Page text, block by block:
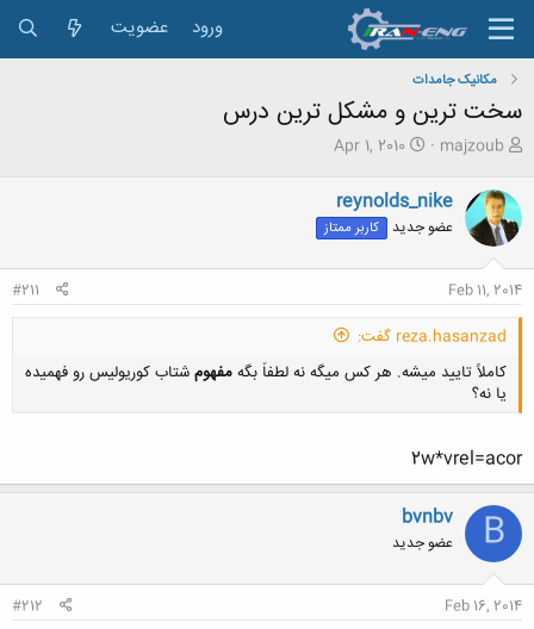
ورود عضویت
مکانیک جامدات
سخت ترین و مشکل ترین درس
ش
و
ع
ک
ن
ن
د
م
و
ض
و
majzoub
ت
ی
خ
ر
Apr 1, 2010
reynolds_nike
عضو جدید کاربر ممتاز
Feb 11, 2014
#211
reza.hasanzad گفت:
کاملاً تایید میشه. هر کس میگه نه لطفاً بگهمفهومشتاب کوریولیس رو فهمیده
یا نه؟
2w*vrel=acor
B
bvnbv
عضو جدید
Feb 16, 2014
#212